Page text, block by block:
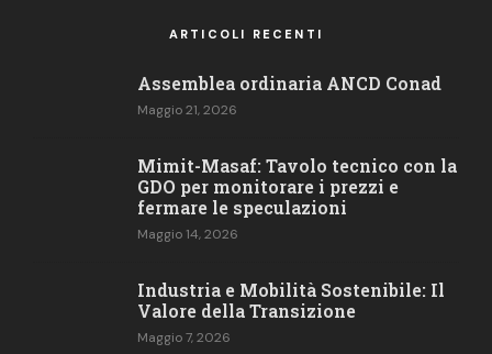
ARTICOLI RECENTI
Assemblea ordinaria ANCD Conad
Maggio 21, 2026
Mimit-Masaf: Tavolo tecnico con la
GDO per monitorare i prezzi e
fermare le speculazioni
Maggio 14, 2026
Industria e Mobilità Sostenibile: Il
Valore della Transizione
Maggio 7, 2026